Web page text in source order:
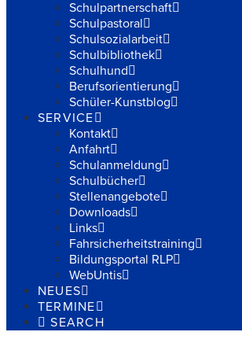
Schulpartnerschaft
Schulpastoral
Schulsozialarbeit
Schulbibliothek
Schulhund
Berufsorientierung
Schüler-Kunstblog
SERVICE
Kontakt
Anfahrt
Schulanmeldung
Schulbücher
Stellenangebote
Downloads
Links
Fahrsicherheitstraining
Bildungsportal RLP
WebUntis
NEUES
TERMINE
SEARCH